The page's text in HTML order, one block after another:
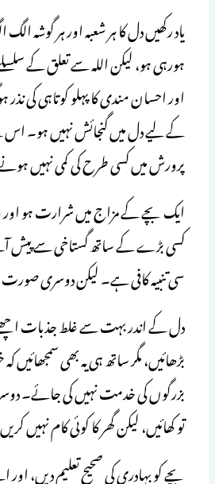
یاد رکھیں دل کا ہر شعبہ اور ہر
ہورہی ہو، لیکن اللہ سے تعلق کے
اور احسان مندی کا پہلو کوتاہی کی
کے لیے دل میں گنجائش نہیں ہو۔
پرورش میں کسی طرح کی کمی نہیں
ایک بچے کے مزاج میں شرارت ہو اور
کسی بڑے کے ساتھ گستاخی سے پیش
سی تنبیہ کافی ہے۔ لیکن دوسری
دل کے اندر بہت سے غلط جذبات اچھے
بڑھائیں، مگر ساتھ ہی یہ بھی
بزرگوں کی خدمت نہیں کی جائے۔
تو کھائیں، لیکن گھر کا کوئی کام
بچے کو بہادری کی صحیح تعلیم دیں،